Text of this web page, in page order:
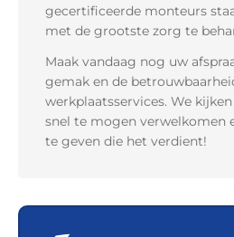
gecertificeerde monteurs
met de grootste zorg te
Maak vandaag nog uw
gemak en de
werkplaatsservices. We
snel te mogen verwelkomen
te geven die het verdient!